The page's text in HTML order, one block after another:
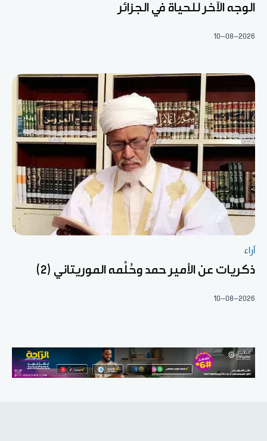
الوجه الآخر للحياة في الجزائر
10-08-2026
آراء
ذكريات عن الأمير حمد وحُلْمه الموريتاني (2)
10-08-2026